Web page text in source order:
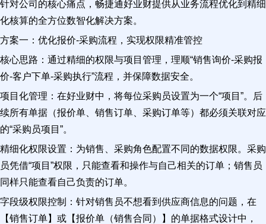
针对公司的核心痛点，畅捷通好业财提供从业务流程优化到精细
化核算的全方位数智化解决方案。
方案一：优化报价-采购流程，实现权限精准管控
核心思路：通过精细的权限与项目管理，理顺“销售询价-采购报
价-客户下单-采购执行”流程，并保障数据安全。
项目化管理：在好业财中，将每位采购员设置为一个“项目”。后
续所有单据（报价单、销售订单、采购订单等）都必须关联对应
的“采购员项目”。
精细化权限设置：为销售、采购角色配置不同的数据权限。采购
员凭借“项目”权限，只能查看和操作与自己相关的订单；销售员
同样只能查看自己负责的订单。
字段级权限控制：针对销售员不想看到供应商信息的问题，在
【销售订单】或【报价单（销售合同）】的单据格式设计中，